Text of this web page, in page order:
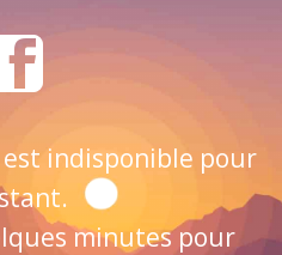
indisponible pour
minutes pour